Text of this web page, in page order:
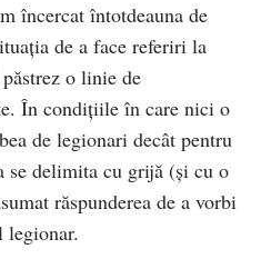
încercat întotdeauna de
de a face referiri la
păstrez o linie de
În condițiile în care nici o
de legionari decât pentru
se delimita cu grijă (și cu o
răspunderea de a vorbi
legionar.